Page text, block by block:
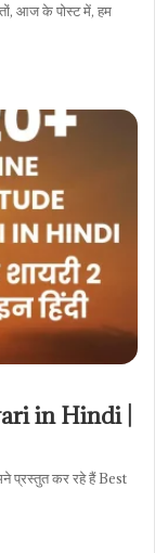
आज के पोस्ट में, हम
in Hindi |
कर रहे हैं Best